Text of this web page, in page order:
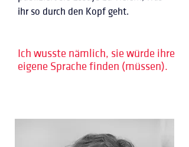
ihr so durch den Kopf geht.
Ich wusste nämlich, sie würde ihre
eigene Sprache finden (müssen).